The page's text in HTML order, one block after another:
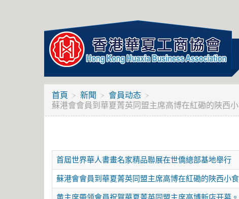
首頁 新聞
會員动态
蘇港會會員到華夏菁英同盟主席高博在紅磡的陜西
首屆世界華人書畫名家精品聯展在世僑總部基地舉行
蘇港會會員到華夏菁英同盟主席高博在紅磡的陜西小